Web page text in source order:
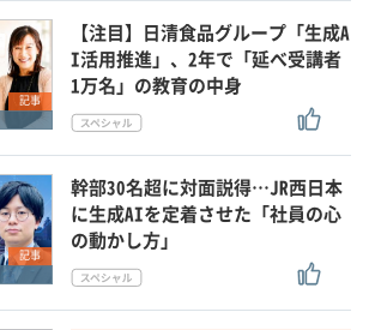
記事
【注目】日清食品グループ「生成A
I活用推進」、2年で「延べ受講者
1万名」の教育の中身
記事
幹部30名超に対面説得…JR西日本
に生成AIを定着させた「社員の心
の動かし方」